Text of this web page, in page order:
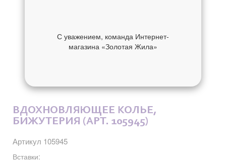
ВДОХНОВЛЯЮЩЕЕ КОЛЬЕ,
БИЖУТЕРИЯ (АРТ. 105945)
Артикул 105945
Вставки:
С уважением, команда Интернет-
магазина «Золотая Жила»